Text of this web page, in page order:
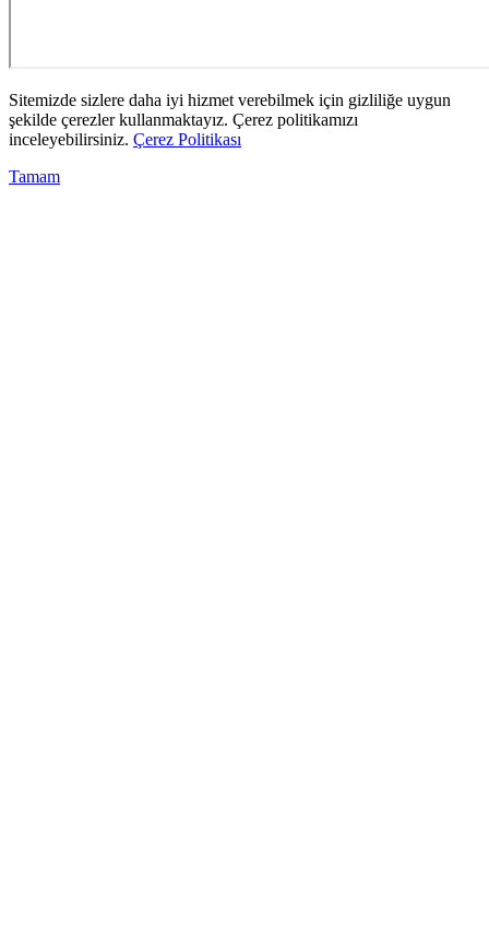
Sitemizde sizlere daha iyi hizmet verebilmek için gizliliğe uygun
şekilde çerezler kullanmaktayız. Çerez politikamızı
inceleyebilirsiniz. Çerez Politikası
Tamam